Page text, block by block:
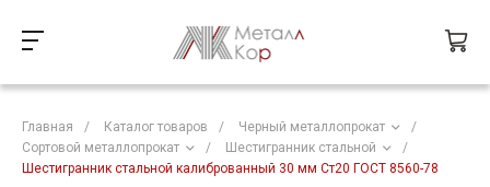
Главная / Каталог товаров / Черный металлопрокат
/
Сортовой металлопрокат
/ Шестигранник стальной
/
Шестигранник стальной калиброванный 30 мм Ст20 ГОСТ 8560-78